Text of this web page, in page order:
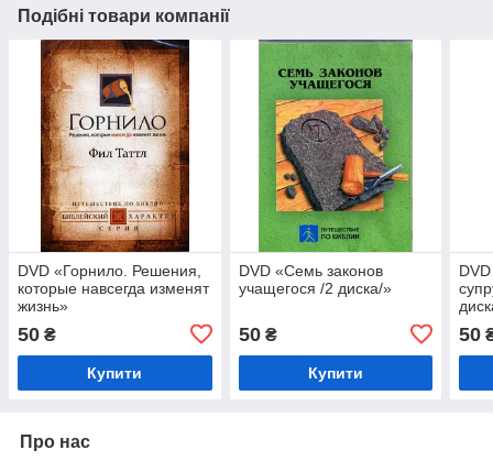
Подібні товари компанії
DVD «Горнило. Решения,
которые навсегда изменят
жизнь»
50 ₴
Купити
DVD «Семь законов
учащегося /2 диска/»
50₴
Купити
50
Про нас